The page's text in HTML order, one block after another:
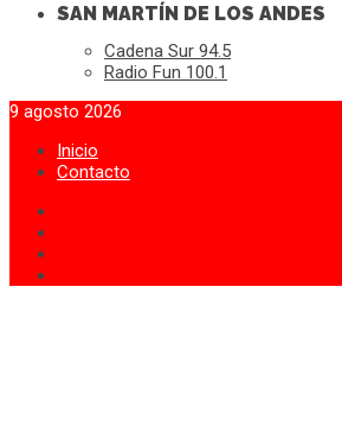
SAN MARTÍN DE LOS ANDES
Cadena Sur 94.5
Radio Fun 100.1
9 agosto 2026
Inicio
Contacto